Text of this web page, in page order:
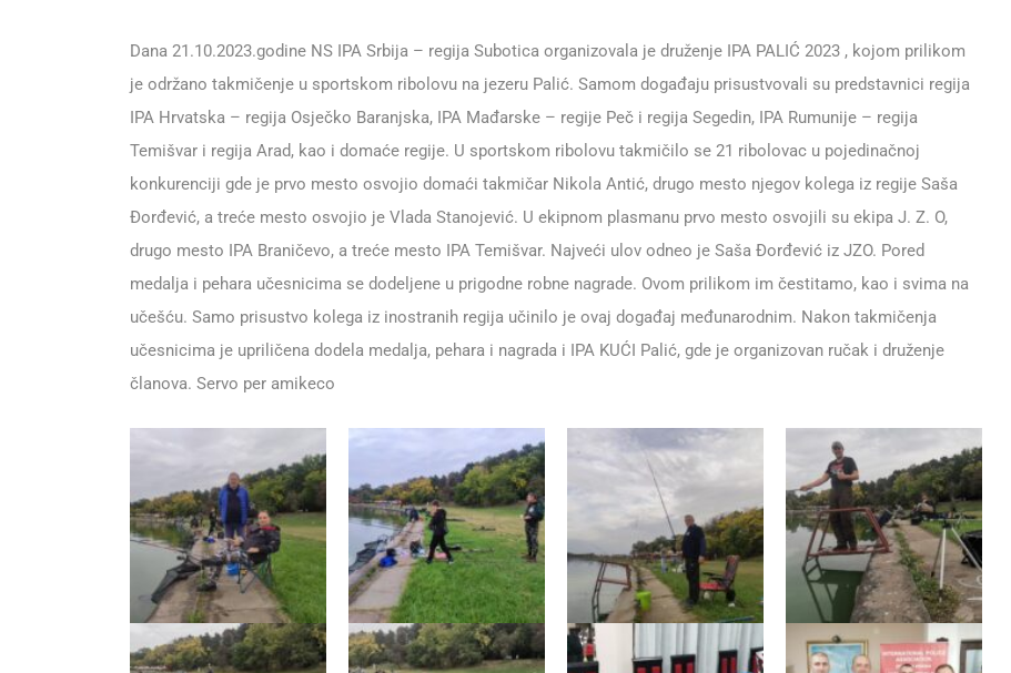
Dana 21.10.2023.godine NS IPA Srbija – regija Subotica organizovala je druženje IPA PALIĆ 2023 , kojom prilikom
je održano takmičenje u sportskom ribolovu na jezeru Palić. Samom događaju prisustvovali su predstavnici regija
IPA Hrvatska – regija Osječko Baranjska, IPA Mađarske – regije Peč i regija Segedin, IPA Rumunije – regija
Temišvar i regija Arad, kao i domaće regije. U sportskom ribolovu takmičilo se 21 ribolovac u pojedinačnoj
konkurenciji gde je prvo mesto osvojio domaći takmičar Nikola Antić, drugo mesto njegov kolega iz regije Saša
Đorđević, a treće mesto osvojio je Vlada Stanojević. U ekipnom plasmanu prvo mesto osvojili su ekipa J. Z. O,
drugo mesto IPA Braničevo, a treće mesto IPA Temišvar. Najveći ulov odneo je Saša Đorđević iz JZO. Pored
medalja i pehara učesnicima se dodeljene u prigodne robne nagrade. Ovom prilikom im čestitamo, kao i svima na
učešću. Samo prisustvo kolega iz inostranih regija učinilo je ovaj događaj međunarodnim. Nakon takmičenja
učesnicima je upriličena dodela medalja, pehara i nagrada i IPA KUĆI Palić, gde je organizovan ručak i druženje
članova. Servo per amikeco